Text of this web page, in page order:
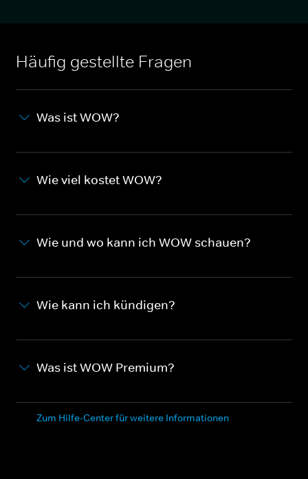
Häufig gestellte Fragen
Was ist WOW?
Wie viel kostet WOW?
Wie und wo kann ich WOW schauen?
Wie kann ich kündigen?
Was ist WOW Premium?
Zum Hilfe-Center für weitere Informationen